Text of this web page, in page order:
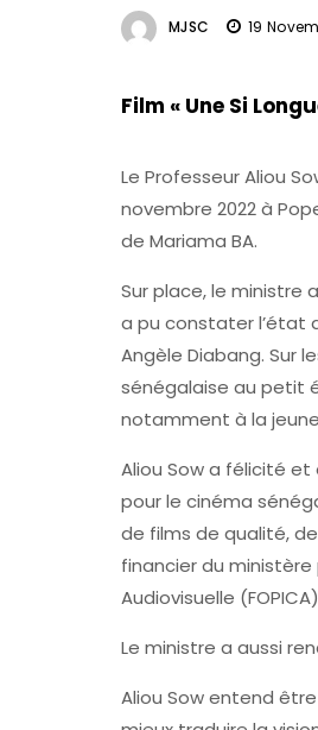
MJSC 19
Film « Une Si
Le Professeur Aliou
novembre 2022 à
de Mariama BA.
Sur place, le ministre
a pu constater l’état
Angèle Diabang. Sur
sénégalaise au petit
notamment à la
Aliou Sow a félicité
pour le cinéma
de films de qualité,
financier du
Audiovisuelle
Le ministre a aussi
Aliou Sow entend